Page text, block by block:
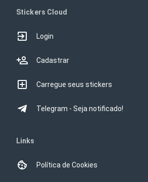
Stickers Cloud
Login
Cadastrar
Carregue seus stickers
Telegram - Seja notificado!
Links
Política de Cookies